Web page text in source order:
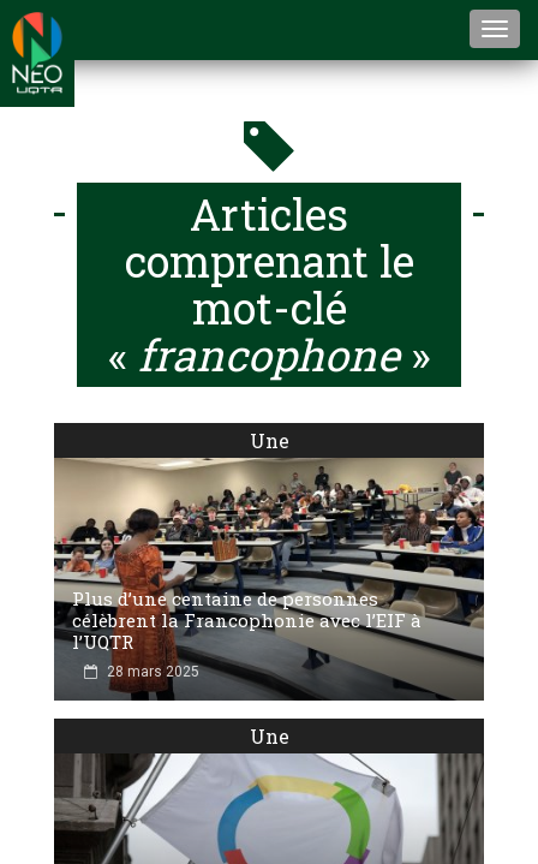
Articles
comprenant le
mot-clé
« francophone»
Une
Plus d’une centaine de personnes
célèbrent la Francophonie avec l’EIF à
l’UQTR
28 mars 2025
Une